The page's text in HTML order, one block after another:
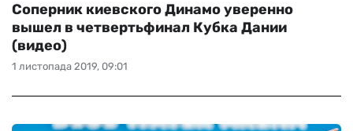
1 листопада 2019, 09:01
Соперник киевского Динамо уверенно
вышел в четвертьфинал Кубка Дании
(видео)